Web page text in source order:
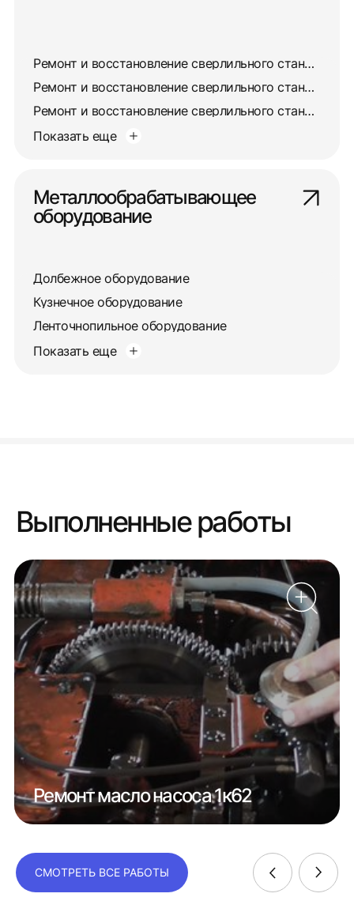
Ремонт и восстановление сверлильного станка 2532л
Ремонт и восстановление сверлильного станка 255
Ремонт и восстановление сверлильного станка 257
Показать еще
Металлообрабатывающее
оборудование
Долбежное оборудование
Кузнечное оборудование
Ленточнопильное оборудование
Показать еще
Выполненные работы
Ремонт масло насоса 1к62
СМОТРЕТЬ ВСЕ РАБОТЫ